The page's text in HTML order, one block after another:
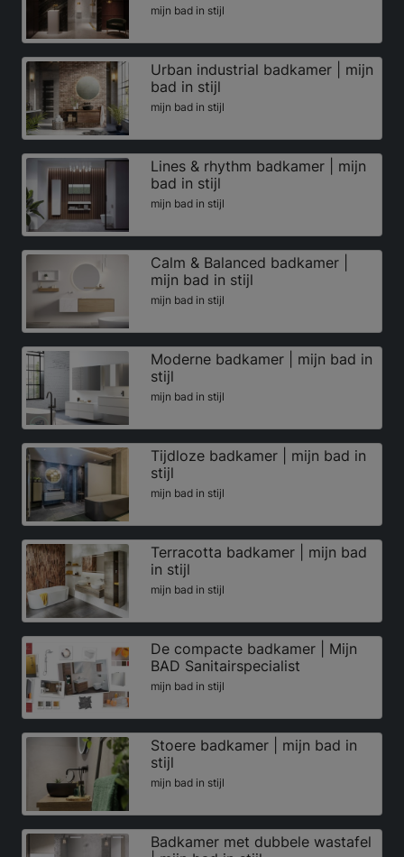
mijn bad in stijl
Urban industrial badkamer | mijn
bad in stijl
mijn bad in stijl
Lines & rhythm badkamer | mijn
bad in stijl
mijn bad in stijl
Calm & Balanced badkamer |
mijn bad in stijl
mijn bad in stijl
Moderne badkamer | mijn bad in
stijl
mijn bad in stijl
Tijdloze badkamer | mijn bad in
stijl
mijn bad in stijl
Terracotta badkamer | mijn bad
in stijl
mijn bad in stijl
De compacte badkamer | Mijn
BAD Sanitairspecialist
mijn bad in stijl
Stoere badkamer | mijn bad in
stijl
mijn bad in stijl
Badkamer met dubbele wastafel